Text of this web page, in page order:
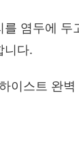
를 염두에 두
니다.